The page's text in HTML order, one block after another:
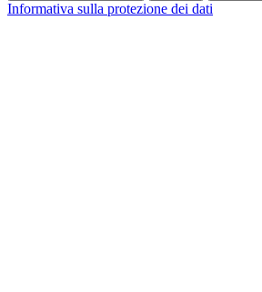
Informativa sulla protezione dei dati